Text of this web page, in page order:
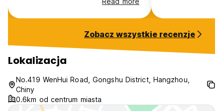
walk their pet dog Labubu. 10
Yuan taxi to national park east
and the place to stay.
dirty and
same floor, the
very clean, and
dark (and cold)
outside the
weird looks.
Zobacz wszystkie recenzje
Lokalizacja
No.419 WenHui Road, Gongshu District, Hangzhou,
Chiny
0.6km od centrum miasta